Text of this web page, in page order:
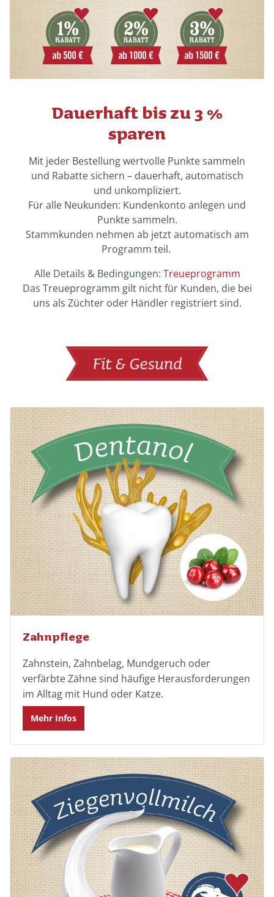
Dauerhaft bis zu 3 %
sparen
Mit jeder Bestellung wertvolle Punkte sammeln
und Rabatte sichern – dauerhaft, automatisch
und unkompliziert.
Für alle Neukunden: Kundenkonto anlegen und
Punkte sammeln.
Stammkunden nehmen ab jetzt automatisch am
Programm teil.
Alle Details & Bedingungen: Treueprogramm
Das Treueprogramm gilt nicht für Kunden, die bei
uns als Züchter oder Händler registriert sind.
Zahnpflege
Zahnstein, Zahnbelag, Mundgeruch oder
verfärbte Zähne sind häufige Herausforderungen
im Alltag mit Hund oder Katze.
Mehr Infos